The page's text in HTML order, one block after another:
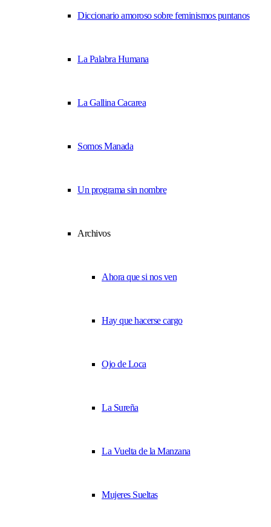
Diccionario amoroso sobre feminismos puntanos
La Palabra Humana
La Gallina Cacarea
Somos Manada
Un programa sin nombre
Archivos
Ahora que si nos ven
Hay que hacerse cargo
Ojo de Loca
La Sureña
La Vuelta de la Manzana
Mujeres Sueltas